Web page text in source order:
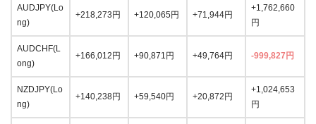
AUDJPY(Lo
ng)
+218,273円 +120,065円 +71,944円
+1,762,660
円
AUDCHF(L
ong)
+166,012円 +90,871円 +49,764円 -999,827円
NZDJPY(Lo
ng)
+140,238円 +59,540円 +20,872円
+1,024,653
円